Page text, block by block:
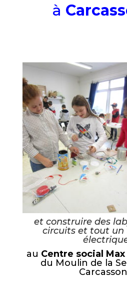
à
et construire des
circuits et tout un
au Centre social Max
du Moulin de la